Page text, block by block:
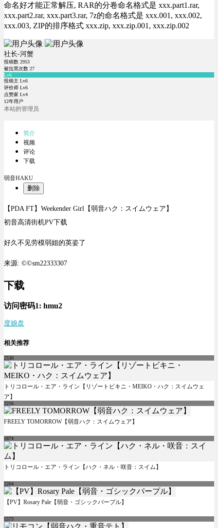
命名好才能正常解压, RAR的分卷命名格式是 xxx.part1.rar,
xxx.part2.rar, xxx.part3.rar, 7z的命名格式是 xxx.001, xxx.002,
xxx.003, ZIP的排序格式 xxx.zip, xxx.zip.001, xxx.zip.002
社长-河蟹
投稿数 2953
被拉黑次数 27
Lv6
投稿主 Lv6
评价师 Lv6
点赞家 Lv4
12年用户
本站的管理员
简介
视频
评论
下载
弱音HAKU
删除
【PDA FT】Weekender Girl【弱音ハク：スイムウェア】
初音高清街机PV下载
好久不见劳模弱姐的英姿了
来源: ©©sm22333307
下载
访问密码1: hmu2
度娘盘
相关推荐
2530
トリコロール・エア・ライン【リゾートビキニ・MEIKO・ハク：スイムウェ
ア】
2216
FREELY TOMORROW【弱音ハク：スイムウェア】
1874
トリコロール・エア・ライン【ハク・ネル・咲音：スイム】
2204
【PV】Rosary Pale【弱音・ゴシックパープル】
1573